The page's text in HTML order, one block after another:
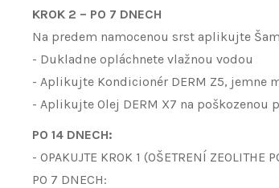
KROK 2 – PO 7 DNECH
Na predem namocenou srst aplikujte
- Dukladne opláchnete vlažnou vodou
- Aplikujte Kondicionér DERM Z5, jemne
- Aplikujte Olej DERM X7 na
PO 14 DNECH:
- OPAKUJTE KROK 1 (OŠETRENÍ ZEOLITHE
PO 7 DNECH: